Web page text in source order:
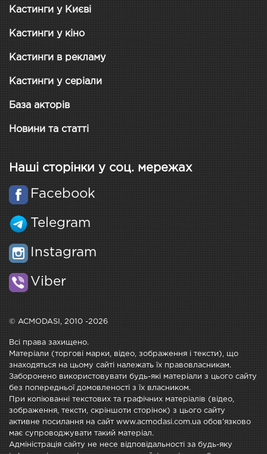
Кастинги у Києві
Кастинги у кіно
Кастинги в рекламу
Кастинги у серіали
База акторів
Новини та статті
Наші сторінки у соц. мережах
Facebook
Telegram
Instagram
Viber
© ACMODASI, 2010 -2026
Всі права захищено.
Матеріали (торгові марки, відео, зображення і тексти), що
знаходяться на цьому сайті належать їх правовласникам.
Заборонено використовувати будь-які матеріали з цього сайту
без попередньої домовленості з їх власником.
При копіюванні текстових та графічних матеріалів (відео,
зображення, тексти, скріншоти сторінок) з цього сайту
активне посилання на сайт www.acmodasi.com.ua обов'язково
має супроводжувати такий матеріал.
Адміністрація сайту не несе відповідальності за будь-яку